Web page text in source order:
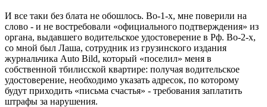
И все таки без блата не обошлось. Во-1-х, мне поверили на
слово - и не востребовали «официального подтверждения» из
органа, выдавшего водительское удостоверение в Рф. Во-2-х,
со мной был Лаша, сотрудник из грузинского издания
журнальчика Auto Bild, который «поселил» меня в
собственной тбилисской квартире: получая водительское
удостоверение, необходимо указать адресок, по которому
будут приходить «письма счастья» - требования заплатить
штрафы за нарушения.